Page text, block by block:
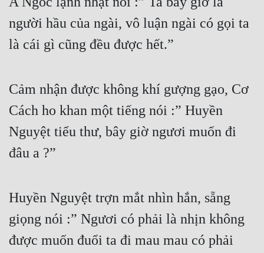
người hầu của ngài, vô luận ngài có gọi ta
là cái gì cũng đều được hết.”
Cảm nhận được không khí gượng gạo, Cơ
Cách ho khan một tiếng nói :” Huyền
Nguyệt tiểu thư, bây giờ ngươi muốn đi
đâu a ?”
Huyền Nguyệt trợn mắt nhìn hắn, sẵng
giọng nói :” Ngươi có phải là nhịn không
được muốn đuổi ta đi mau mau có phải